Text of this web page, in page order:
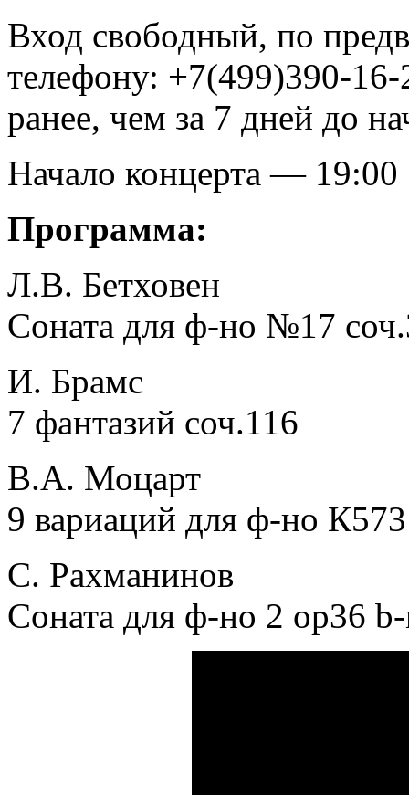
Вход свободный, по
телефону: +7(499)390-16-
ранее, чем за 7 дней до
Начало концерта — 19:00
Программа:
Л.В. Бетховен
Соната для ф-но №17
И. Брамс
7 фантазий соч.116
В.А. Моцарт
9 вариаций для ф-но К573
С. Рахманинов
Соната для ф-но 2 ор36